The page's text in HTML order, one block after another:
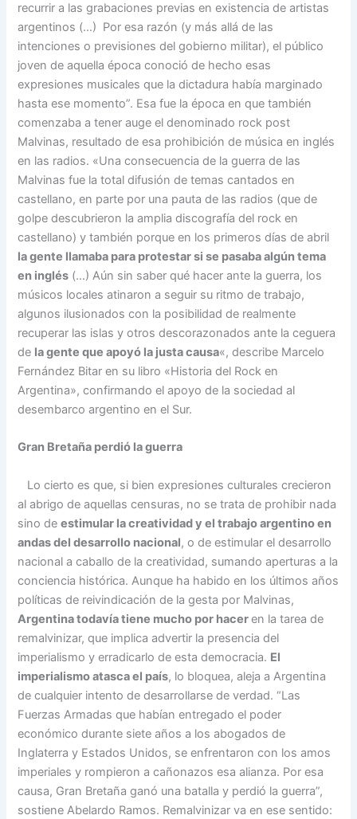
recurrir a las grabaciones previas en existencia de artistas
argentinos (…) Por esa razón (y más allá de las
intenciones o previsiones del gobierno militar), el público
joven de aquella época conoció de hecho esas
expresiones musicales que la dictadura había marginado
hasta ese momento”. Esa fue la época en que también
comenzaba a tener auge el denominado rock post
Malvinas, resultado de esa prohibición de música en inglés
en las radios. «Una consecuencia de la guerra de las
Malvinas fue la total difusión de temas cantados en
castellano, en parte por una pauta de las radios (que de
golpe descubrieron la amplia discografía del rock en
castellano) y también porque en los primeros días de abril
la gente llamaba para protestar si se pasaba algún tema
en inglés (…) Aún sin saber qué hacer ante la guerra, los
músicos locales atinaron a seguir su ritmo de trabajo,
algunos ilusionados con la posibilidad de realmente
recuperar las islas y otros descorazonados ante la ceguera
de la gente que apoyó la justa causa«, describe Marcelo
Fernández Bitar en su libro «Historia del Rock en
Argentina», confirmando el apoyo de la sociedad al
desembarco argentino en el Sur.
Gran Bretaña perdió la guerra
Lo cierto es que, si bien expresiones culturales crecieron
al abrigo de aquellas censuras, no se trata de prohibir nada
sino deestimular la creatividad y el trabajo argentino en
andas del desarrollo nacional, o de estimular el desarrollo
nacional a caballo de la creatividad, sumando aperturas a la
conciencia histórica. Aunque ha habido en los últimos años
políticas de reivindicación de la gesta por Malvinas,
Argentina todavía tiene mucho por haceren la tarea de
remalvinizar, que implica advertir la presencia del
imperialismo y erradicarlo de esta democracia. El
imperialismo atasca el país, lo bloquea, aleja a Argentina
de cualquier intento de desarrollarse de verdad. “Las
Fuerzas Armadas que habían entregado el poder
económico durante siete años a los abogados de
Inglaterra y Estados Unidos, se enfrentaron con los amos
imperiales y rompieron a cañonazos esa alianza. Por esa
causa, Gran Bretaña ganó una batalla y perdió la guerra”,
sostiene Abelardo Ramos. Remalvinizar va en ese sentido: